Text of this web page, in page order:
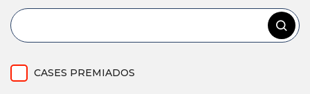
CASES PREMIADOS